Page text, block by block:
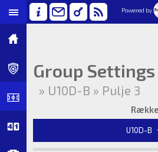
Powered by
Group Settings
» U10D-B » Pulje 3
U10D-B